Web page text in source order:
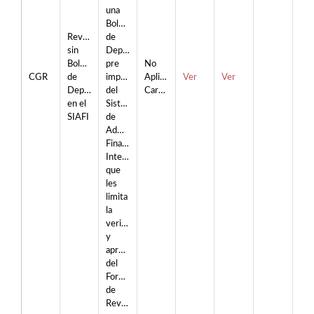
CGR
Reversiones
sin
Boleta
de
Depósito
en el
SIAFI
una
Boleta
de
Depósito
pre
impresa
del
Sistema
de
Administración
Financiera
Integrada
que
les
limita
la
verificación
y
aprobación
del
Formulario
de
Reversión
No
Aplican
Cargos
Ver Ver